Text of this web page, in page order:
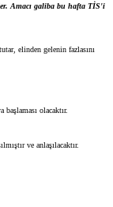
Amacı galiba bu hafta TİS'i
elinden gelenin fazlasını
olacaktır.
ve anlaşılacaktır.